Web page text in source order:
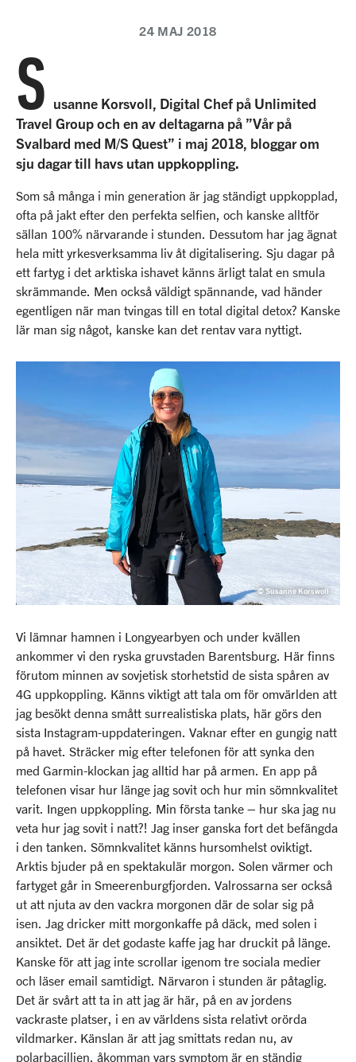
24 MAJ 2018
S usanne Korsvoll, Digital Chef på Unlimited
Travel Group och en av deltagarna på ”Vår på
Svalbard med M/S Quest” i maj 2018, bloggar om
sju dagar till havs utan uppkoppling.
Som så många i min generation är jag ständigt uppkopplad,
ofta på jakt efter den perfekta selfien, och kanske alltför
sällan 100% närvarande i stunden. Dessutom har jag ägnat
hela mitt yrkesverksamma liv åt digitalisering. Sju dagar på
ett fartyg i det arktiska ishavet känns ärligt talat en smula
skrämmande. Men också väldigt spännande, vad händer
egentligen när man tvingas till en total digital detox? Kanske
lär man sig något, kanske kan det rentav vara nyttigt.
© Susanne Korswoll
Vi lämnar hamnen i Longyearbyen och under kvällen
ankommer vi den ryska gruvstaden Barentsburg. Här finns
förutom minnen av sovjetisk storhetstid de sista spåren av
4G uppkoppling. Känns viktigt att tala om för omvärlden att
jag besökt denna smått surrealistiska plats, här görs den
sista Instagram-uppdateringen. Vaknar efter en gungig natt
på havet. Sträcker mig efter telefonen för att synka den
med Garmin-klockan jag alltid har på armen. En app på
telefonen visar hur länge jag sovit och hur min sömnkvalitet
varit. Ingen uppkoppling. Min första tanke – hur ska jag nu
veta hur jag sovit i natt?! Jag inser ganska fort det befängda
i den tanken. Sömnkvalitet känns hursomhelst oviktigt.
Arktis bjuder på en spektakulär morgon. Solen värmer och
fartyget går in Smeerenburgfjorden. Valrossarna ser också
ut att njuta av den vackra morgonen där de solar sig på
isen. Jag dricker mitt morgonkaffe på däck, med solen i
ansiktet. Det är det godaste kaffe jag har druckit på länge.
Kanske för att jag inte scrollar igenom tre sociala medier
och läser email samtidigt. Närvaron i stunden är påtaglig.
Det är svårt att ta in att jag är här, på en av jordens
vackraste platser, i en av världens sista relativt orörda
vildmarker. Känslan är att jag smittats redan nu, av
polarbacillien, åkomman vars symptom är en ständig